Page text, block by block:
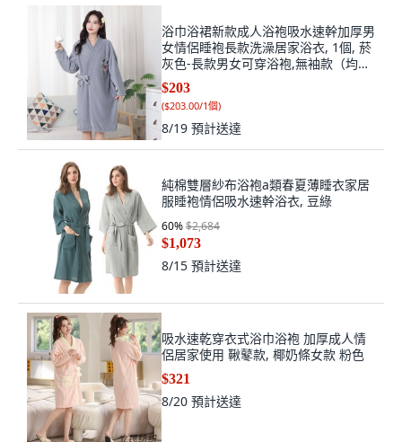
浴巾浴裙新款成人浴袍吸水速幹加厚男
女情侶睡袍長款洗澡居家浴衣, 1個, 菸
灰色-長款男女可穿浴袍,無袖款（均碼
40.0-140.0公斤可穿
$203
($203.00/1個)
8/19 預計送達
純棉雙層紗布浴袍a類春夏薄睡衣家居
服睡袍情侶吸水速幹浴衣, 豆綠
60%$2,684
$1,073
8/15 預計送達
吸水速乾穿衣式浴巾浴袍 加厚成人情
侶居家使用 鞦鼕款, 椰奶條女款 粉色
$321
8/20 預計送達